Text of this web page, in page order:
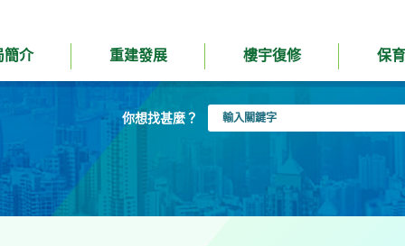
簡介 重建發展 樓宇復修 保
你想找甚麼？
入
字